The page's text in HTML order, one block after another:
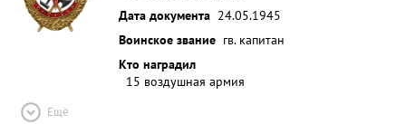
Дата документа 24.05.1945
Воинское звание гв. капитан
Кто наградил
15 воздушная армия
Ещё